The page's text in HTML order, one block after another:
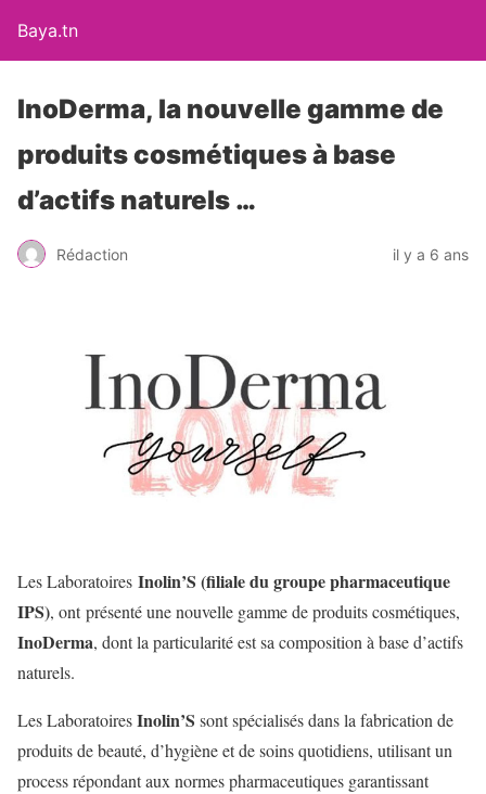
Baya.tn
InoDerma, la nouvelle gamme de
produits cosmétiques à base
d’actifs naturels …
Rédaction il y a 6 ans
Les Laboratoires Inolin’S (filiale du groupe pharmaceutique
IPS), ont présenté une nouvelle gamme de produits cosmétiques,
InoDerma, dont la particularité est sa composition à base d’actifs
naturels.
Les LaboratoiresInolin’S sont spécialisés dans la fabrication de
produits de beauté, d’hygiène et de soins quotidiens, utilisant un
process répondant aux normes pharmaceutiques garantissant